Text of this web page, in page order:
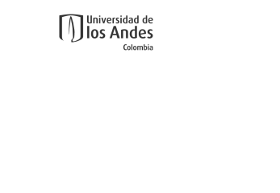
Ir al contenido principal